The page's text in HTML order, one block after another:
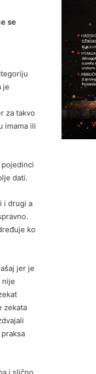
se
je
za takvo
imama ili
dati.
i drugi a
ko
jer je
nije
zekata